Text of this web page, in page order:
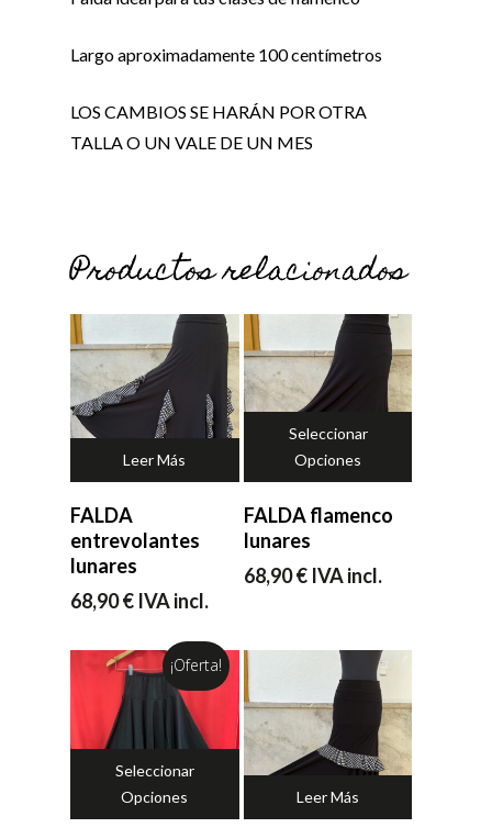
No hay productos en el carrito.
Ir a la tienda
Largo aproximadamente 100 centímetros
LOS CAMBIOS SE HARÁN POR OTRA
TALLA O UN VALE DE UN MES
Productos relacionados
Leer Más
FALDA
entrevolantes
lunares
68,90€ IVA incl.
Seleccionar
Opciones
FALDA flamenco
lunares
68,90€ IVA incl.
¡Oferta!
Seleccionar
Opciones
Leer Más